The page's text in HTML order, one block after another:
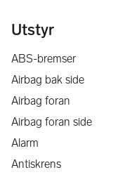
Utstyr
ABS-bremser
Airbag bak side
Airbag foran
Airbag foran side
Alarm
Antiskrens